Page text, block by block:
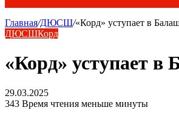
Главная/ДЮСШ/«Корд» уступает в
ДЮСШКорд
«Корд» уступает в
29.03.2025
343 Время чтения меньше минуты